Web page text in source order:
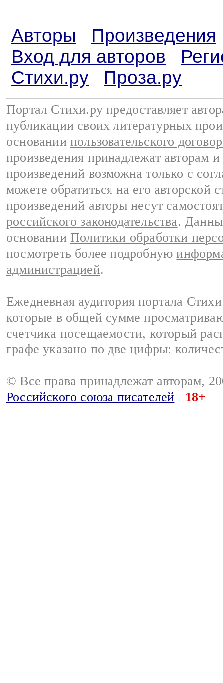
Авторы
Произведения
Вход для авторов
Стихи.ру
Проза.ру
Портал Стихи.ру предоставляет
публикации своих литературных
основании пользовательского
произведения принадлежат авторам
произведений возможна только с
можете обратиться на его авторской
произведений авторы несут
российского законодательства.
основании Политики обработки
посмотреть более подробную
администрацией.
Ежедневная аудитория портала
которые в общей сумме
счетчика посещаемости, который
графе указано по две цифры:
© Все права принадлежат авторам,
Российского союза писателей
18+